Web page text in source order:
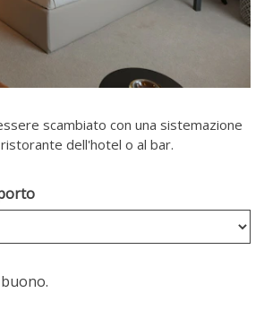
scambiato con una sistemazione
dell'hotel o al bar.